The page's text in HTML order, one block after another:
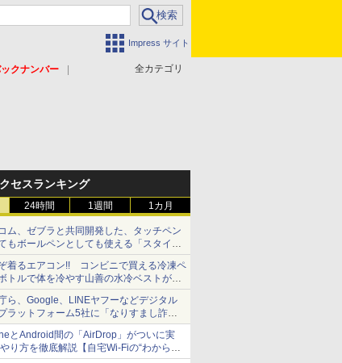
Impress サイト
全カテゴリ
クナンバー
セスランキング
24時間 1週間 1カ月
ム、ゼブラと共同開発した、タッチペン
もボールペンとしても使える「スタイラ
ウェイ」発売 iPadにも紙にも、持ち替
書き込める
着るエアコン!! コンビニで買える冷凍ペ
トルで体を冷やす山善の水冷ベストがロ
イクにちょうどいい【ぼっち・ざ・ろー
の14】【空いた時間でなにしてる？】
ら、Google、LINEヤフーなどデジタル
ラットフォーム5社に「なりすまし詐欺
対策強化を要請 著名人の写真や映像を
投資詐欺などへの対策として
とAndroid間の「AirDrop」がついに実
り方を徹底解説【自宅Wi-Fiの“わからな
スッキリ！】